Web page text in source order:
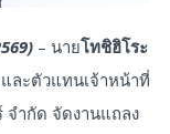
– นายโทชิฮิโระ
ละตัวแทนเจ้าหน้าที่
จำกัด จัดงานแถลง